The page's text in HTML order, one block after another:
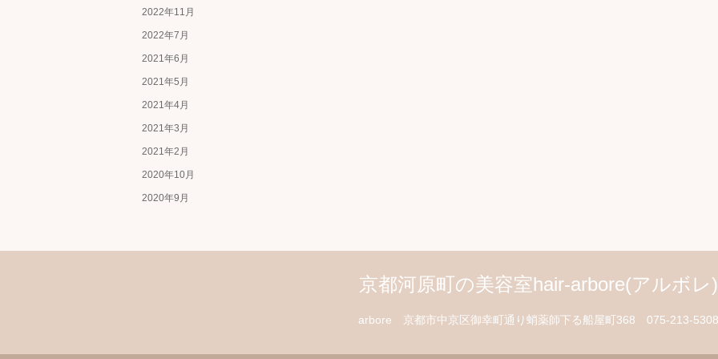
2022年11月
2022年7月
2021年6月
2021年5月
2021年4月
2021年3月
2021年2月
2020年10月
2020年9月
京都河原町の美容室hair-arbore(アルボレ)
arbore 京都市中京区御幸町通り蛸薬師下る船屋町368 075-213-5308